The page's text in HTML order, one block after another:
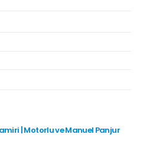
| Motorlu ve Manuel Panjur